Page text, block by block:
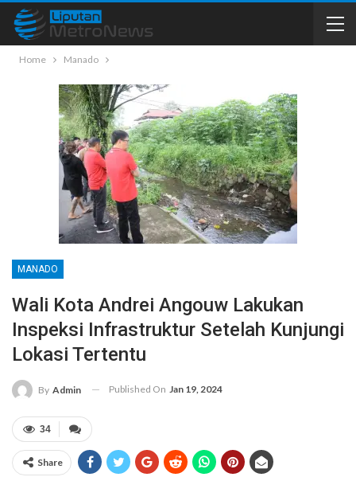
Home Manado
MANADO
Wali Kota Andrei Angouw Lakukan
Inspeksi Infrastruktur Setelah Kunjungi
Lokasi Tertentu
By Admin Published On Jan 19, 2024
34
Share